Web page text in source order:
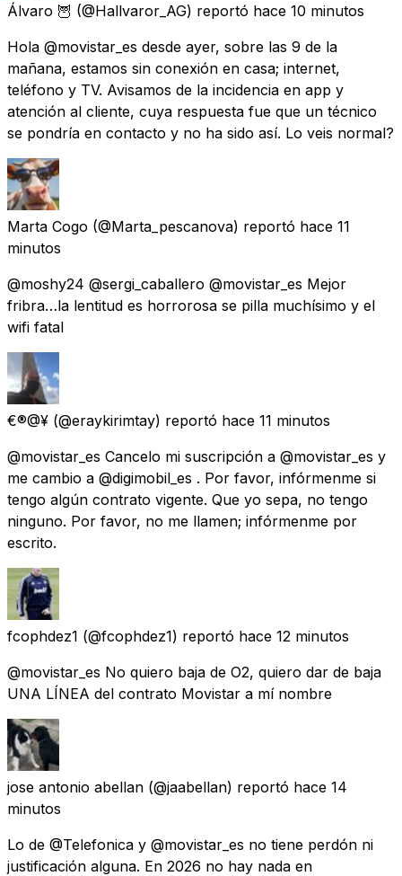
Álvaro 🦉 (@Hallvaror_AG) reportó hace 10 minutos
Hola @movistar_es desde ayer, sobre las 9 de la
mañana, estamos sin conexión en casa; internet,
teléfono y TV. Avisamos de la incidencia en app y
atención al cliente, cuya respuesta fue que un técnico
se pondría en contacto y no ha sido así. Lo veis normal?
Marta Cogo (@Marta_pescanova) reportó hace 11
minutos
@moshy24 @sergi_caballero @movistar_es Mejor
fribra…la lentitud es horrorosa se pilla muchísimo y el
wifi fatal
€®@¥ (@eraykirimtay) reportó hace 11 minutos
@movistar_es Cancelo mi suscripción a @movistar_es y
me cambio a @digimobil_es . Por favor, infórmenme si
tengo algún contrato vigente. Que yo sepa, no tengo
ninguno. Por favor, no me llamen; infórmenme por
escrito.
fcophdez1 (@fcophdez1) reportó hace 12 minutos
@movistar_es No quiero baja de O2, quiero dar de baja
UNA LÍNEA del contrato Movistar a mí nombre
jose antonio abellan (@jaabellan) reportó hace 14
minutos
Lo de @Telefonica y @movistar_es no tiene perdón ni
justificación alguna. En 2026 no hay nada en